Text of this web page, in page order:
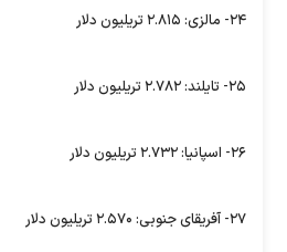
۲۴- مالزی: ۲.۸۱۵ تریلیون دلار
۲۵- تایلند: ۲.۷۸۲ تریلیون دلار
۲۶- اسپانیا: ۲.۷۳۲ تریلیون دلار
۲۷- آفریقای جنوبی: ۲.۵۷۰ تریلیون دلار